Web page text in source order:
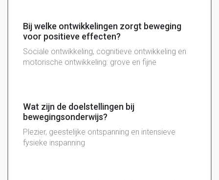
Bij welke ontwikkelingen zorgt beweging
voor positieve effecten?
Sociale ontwikkeling, cognitieve ontwikkeling en
motorische ontwikkeling: grove en fijne
Wat zijn de doelstellingen bij
bewegingsonderwijs?
Plezier, geestelijke ontspanning en intensieve
fysieke inspanning